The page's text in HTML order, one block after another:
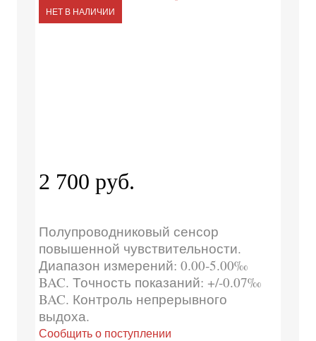
НЕТ В НАЛИЧИИ
2 700 руб.
Полупроводниковый сенсор
повышенной чувствительности.
Диапазон измерений: 0.00-5.00‰
BAC. Точность показаний: +/-0.07‰
BAC. Контроль непрерывного
выдоха.
Сообщить о поступлении